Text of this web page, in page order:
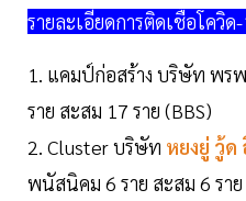
รายละเอียดการติดเชื้อโควิด
1. แคมป์ก่อสร้าง บริษัท พร
ราย สะสม 17 ราย (BBS)
2. Cluster บริษัท หยงยู่ วู้
พนัสนิคม 6 ราย สะสม 6 ราย